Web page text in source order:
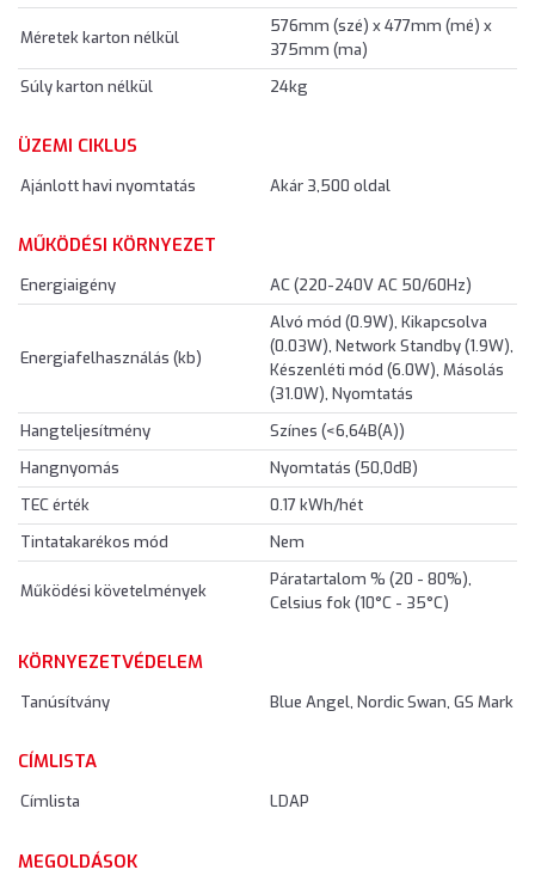
Méretek karton nélkül
576mm (szé) x 477mm (mé) x
375mm (ma)
Súly karton nélkül
24kg
ÜZEMI CIKLUS
Ajánlott havi nyomtatás Akár 3,500 oldal
MŰKÖDÉSI KÖRNYEZET
Energiaigény AC (220-240V AC 50/60Hz)
Energiafelhasználás (kb)
Alvó mód (0.9W), Kikapcsolva
(0.03W), Network Standby (1.9W),
Készenléti mód (6.0W), Másolás
(31.0W), Nyomtatás
Hangteljesítmény
Színes (<6,64B(A))
Hangnyomás
Nyomtatás (50,0dB)
TEC érték
0.17 kWh/hét
Tintatakarékos mód
Nem
Működési követelmények
Páratartalom % (20 - 80%),
Celsius fok (10°C - 35°C)
KÖRNYEZETVÉDELEM
Tanúsítvány Blue Angel, Nordic Swan, GS Mark
CÍMLISTA
Címlista LDAP
MEGOLDÁSOK